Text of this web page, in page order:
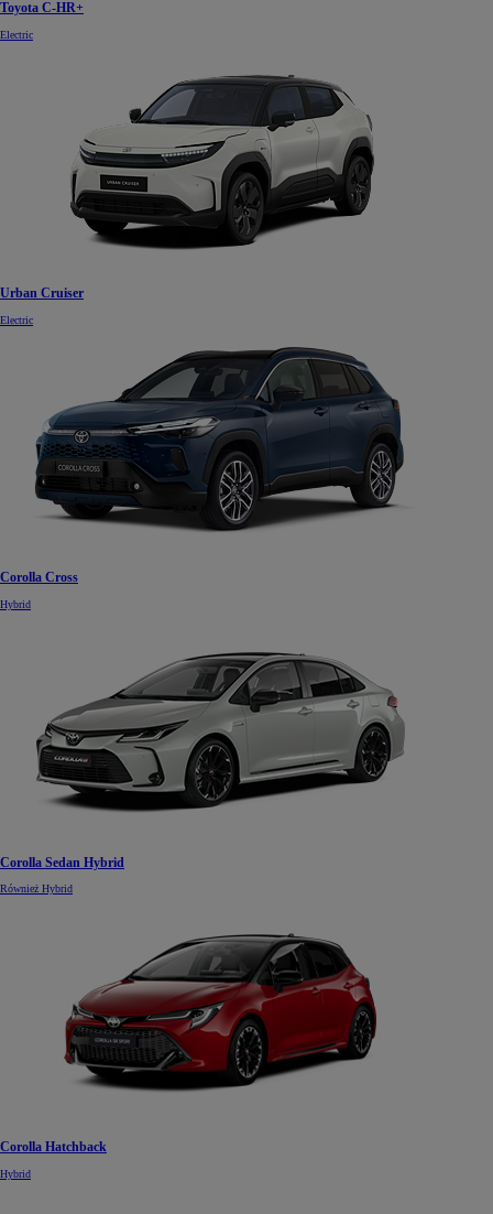
Toyota C-HR+
Electric
Urban Cruiser
Electric
Corolla Cross
Hybrid
Corolla Sedan Hybrid
Również Hybrid
Corolla Hatchback
Hybrid